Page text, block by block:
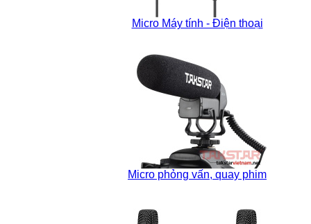
Micro Máy tính - Điện thoại
Micro phỏng vấn, quay phim